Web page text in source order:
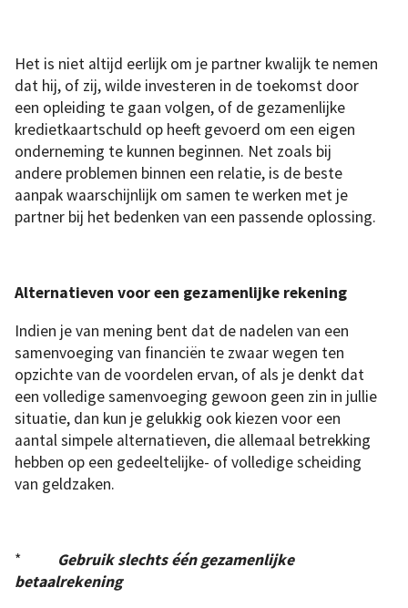
Het is niet altijd eerlijk om je partner kwalijk te nemen
dat hij, of zij, wilde investeren in de toekomst door
een opleiding te gaan volgen, of de gezamenlijke
kredietkaartschuld op heeft gevoerd om een eigen
onderneming te kunnen beginnen. Net zoals bij
andere problemen binnen een relatie, is de beste
aanpak waarschijnlijk om samen te werken met je
partner bij het bedenken van een ​passende oplossing.
Alternatieven voor een gezamenlijke rekening
Indien je van mening bent dat de nadelen van een
samenvoeging van financiën te zwaar wegen ten
opzichte van de voordelen ervan, of als je denkt dat
een volledige samenvoeging gewoon geen zin in jullie
situatie, dan kun je gelukkig ook kiezen voor een
aantal simpele alternatieven, die allemaal betrekking
hebben op een gedeeltelijke- of volledige scheiding
van geldzaken.
* Gebruik slechts één gezamenlijke
betaalrekening